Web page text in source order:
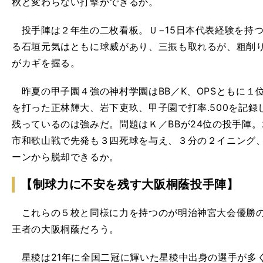
投手陣は２年生の二枚看板。Ｕ−15日本代表経験を持
る石垣元気はともに球威があり、三振も取れるが、粗削
がカギを握る。
昨夏の甲子園４強の神村学園はBB／K、OPSともに１
を打った正林輝大、岩下吏玖、甲子園で打率.500を記
残っているのは強みだ。問題はＫ／BBが24位の投手陣
市和歌山戦で先発も３四死球を与え、３分の２イニング
ーンから脱却できるか。
【制球力に不安を残す大阪桐蔭投手陣】
これらの５校と同様に力を持つのが明治神宮大会優勝
王者の大阪桐蔭だろう。
星稜は21年に全国二冠に輝いた星稜中出身の選手が多